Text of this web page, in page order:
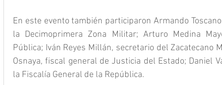
En este evento también participaron Armando
la Decimoprimera Zona Militar; Arturo Medina
Pública; Iván Reyes Millán, secretario del Zacatecano
Osnaya, fiscal general de Justicia del Estado; Daniel
la Fiscalía General de la República.